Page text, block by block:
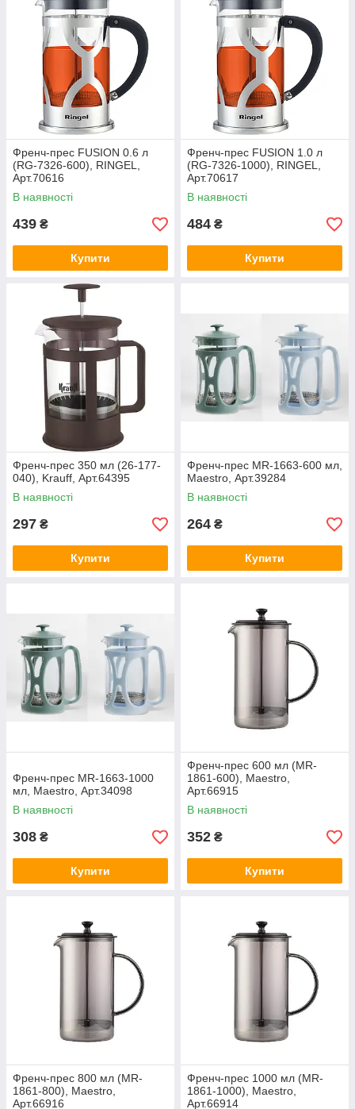
Френч-прес FUSION 0.6 л
(RG-7326-600), RINGEL,
Арт.70616
В наявності
439 ₴
Купити
Френч-прес FUSION 1.0 л
(RG-7326-1000), RINGEL,
Арт.70617
В наявності
484 ₴
Купити
Френч-прес 350 мл (26-177-
040), Krauff, Арт.64395
В наявності
297 ₴
Купити
Френч-прес MR-1663-600 мл,
Maestro, Арт.39284
В наявності
264 ₴
Купити
Френч-прес MR-1663-1000
мл, Maestro, Арт.34098
В наявності
308 ₴
Купити
Френч-прес 600 мл (MR-
1861-600), Maestro,
Арт.66915
В наявності
352 ₴
Купити
Френч-прес 800 мл (MR-
1861-800), Maestro,
Арт.66916
Френч-прес 1000 мл (MR-
1861-1000), Maestro,
Арт.66914